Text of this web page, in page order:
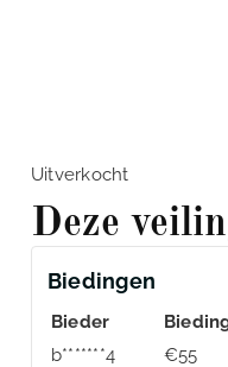
Uitverkocht
Deze
Biedingen
Bieder
b*******4
€55